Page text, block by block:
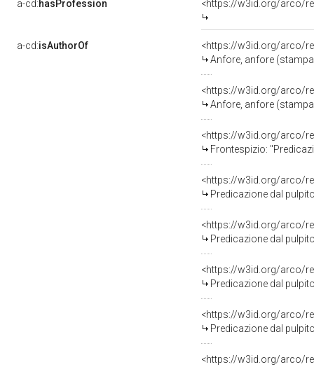
a-cd:hasProfession <https://w3id.org/arco/
a-cd:isAuthorOf
<https://w3id.org/arco/
Anfore, anfore
<https://w3id.org/arco/
Anfore, anfore
<https://w3id.org/arco/
Frontespizio: "Predicazioni
<https://w3id.org/arco/
Predicazione dal pulpito,
<https://w3id.org/arco/
Predicazione dal pulpito,
<https://w3id.org/arco/
Predicazione dal pulpito,
<https://w3id.org/arco/
Predicazione dal pulpito,
<https://w3id.org/arco/